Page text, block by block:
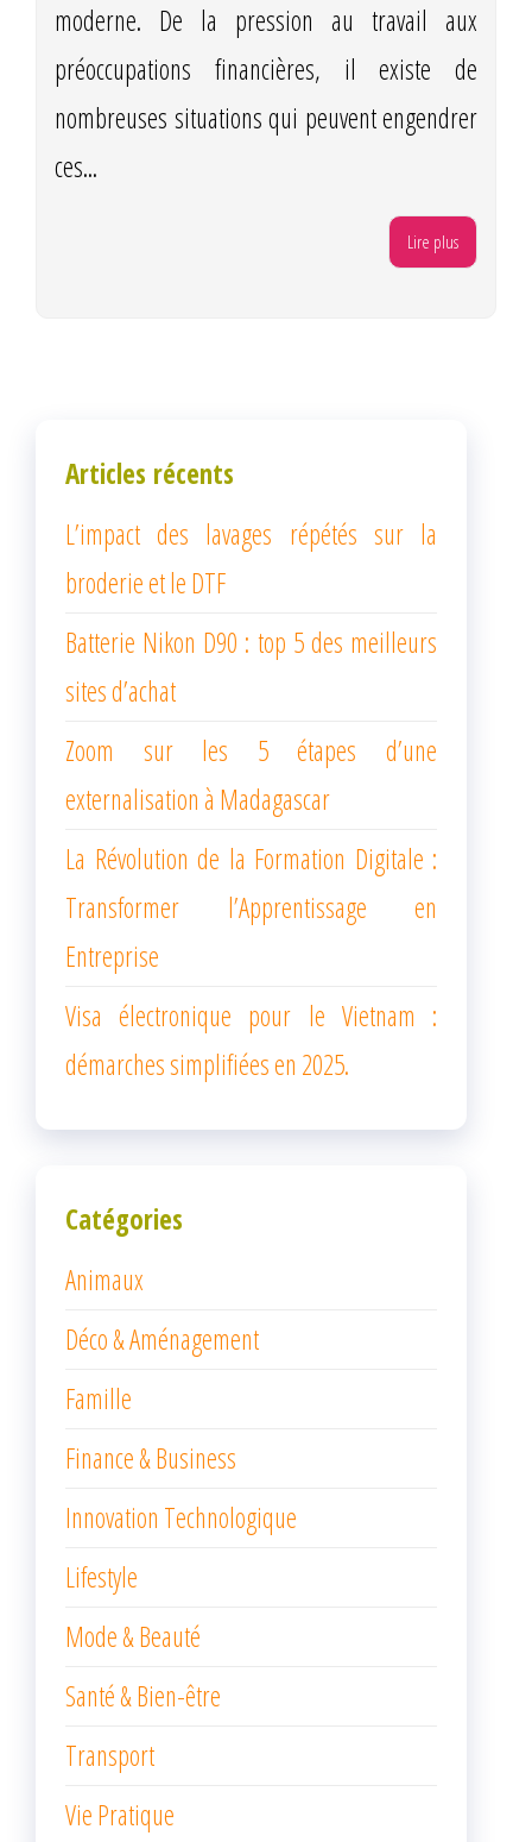
moderne. De la pression au travail aux
préoccupations financières, il existe de
nombreuses situations qui peuvent engendrer
ces...
Lire plus
Articles récents
L’impact des lavages répétés sur la
broderie et le DTF
Batterie Nikon D90 : top 5 des meilleurs
sites d’achat
Zoom sur les 5 étapes d’une
externalisation à Madagascar
La Révolution de la Formation Digitale :
Transformer l’Apprentissage en
Entreprise
Visa électronique pour le Vietnam :
démarches simplifiées en 2025.
Catégories
Animaux
Déco & Aménagement
Famille
Finance & Business
Innovation Technologique
Lifestyle
Mode & Beauté
Santé & Bien-être
Transport
Vie Pratique